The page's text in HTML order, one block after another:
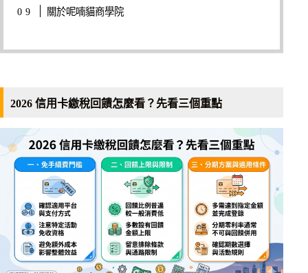
關於呢喃貓商學院
2026 信用卡繳稅回饋怎麼看？先看三個重點